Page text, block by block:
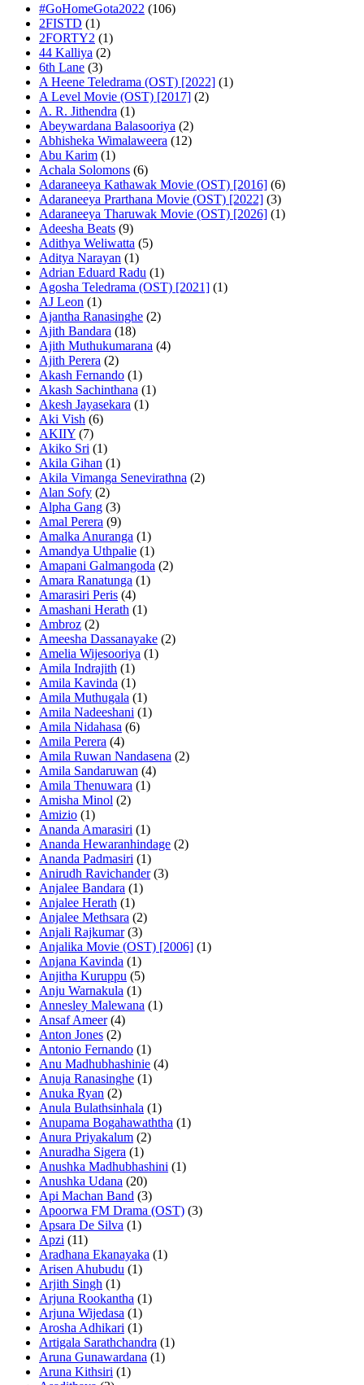
#GoHomeGota2022 (106)
2FISTD (1)
2FORTY2 (1)
44 Kalliya (2)
6th Lane (3)
A Heene Teledrama (OST) [2022] (1)
A Level Movie (OST) [2017] (2)
A. R. Jithendra (1)
Abeywardana Balasooriya (2)
Abhisheka Wimalaweera (12)
Abu Karim (1)
Achala Solomons (6)
Adaraneeya Kathawak Movie (OST) [2016] (6)
Adaraneeya Prarthana Movie (OST) [2022] (3)
Adaraneeya Tharuwak Movie (OST) [2026] (1)
Adeesha Beats (9)
Adithya Weliwatta (5)
Aditya Narayan (1)
Adrian Eduard Radu (1)
Agosha Teledrama (OST) [2021] (1)
AJ Leon (1)
Ajantha Ranasinghe (2)
Ajith Bandara (18)
Ajith Muthukumarana (4)
Ajith Perera (2)
Akash Fernando (1)
Akash Sachinthana (1)
Akesh Jayasekara (1)
Aki Vish (6)
AKIIY (7)
Akiko Sri (1)
Akila Gihan (1)
Akila Vimanga Senevirathna (2)
Alan Sofy (2)
Alpha Gang (3)
Amal Perera (9)
Amalka Anuranga (1)
Amandya Uthpalie (1)
Amapani Galmangoda (2)
Amara Ranatunga (1)
Amarasiri Peris (4)
Amashani Herath (1)
Ambroz (2)
Ameesha Dassanayake (2)
Amelia Wijesooriya (1)
Amila Indrajith (1)
Amila Kavinda (1)
Amila Muthugala (1)
Amila Nadeeshani (1)
Amila Nidahasa (6)
Amila Perera (4)
Amila Ruwan Nandasena (2)
Amila Sandaruwan (4)
Amila Thenuwara (1)
Amisha Minol (2)
Amizio (1)
Ananda Amarasiri (1)
Ananda Hewaranhindage (2)
Ananda Padmasiri (1)
Anirudh Ravichander(3)
Anjalee Bandara (1)
Anjalee Herath (1)
Anjalee Methsara (2)
Anjali Rajkumar(3)
Anjalika Movie (OST) [2006] (1)
Anjana Kavinda (1)
Anjitha Kuruppu (5)
Anju Warnakula (1)
Annesley Malewana (1)
Ansaf Ameer(4)
Anton Jones (2)
Antonio Fernando (1)
Anu Madhubhashinie (4)
Anuja Ranasinghe (1)
Anuka Ryan (2)
Anula Bulathsinhala (1)
Anupama Bogahawaththa (1)
Anura Priyakalum (2)
Anuradha Sigera (1)
Anushka Madhubhashini (1)
Anushka Udana (20)
Api Machan Band (3)
Apoorwa FM Drama (OST) (3)
Apsara De Silva (1)
Apzi (11)
Aradhana Ekanayaka (1)
Arisen Ahubudu (1)
Arjith Singh (1)
Arjuna Rookantha (1)
Arjuna Wijedasa (1)
Arosha Adhikari (1)
Artigala Sarathchandra (1)
Aruna Gunawardana (1)
Aruna Kithsiri (1)